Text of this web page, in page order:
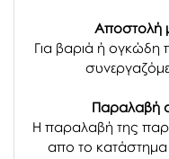
Αποστολή
Για βαριά ή ογκώδη
Παραλαβή
H παραλαβή της
απο το